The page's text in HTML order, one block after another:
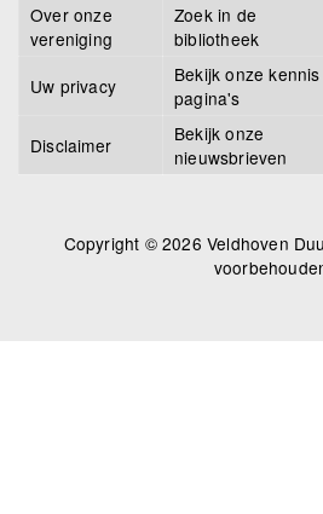
Over onze
vereniging
Zoek in de
bibliotheek
Uw privacy
Bekijk onze kennis
pagina's
Disclaimer
Bekijk onze
nieuwsbrieven
Copyright © 2026 Veldhoven